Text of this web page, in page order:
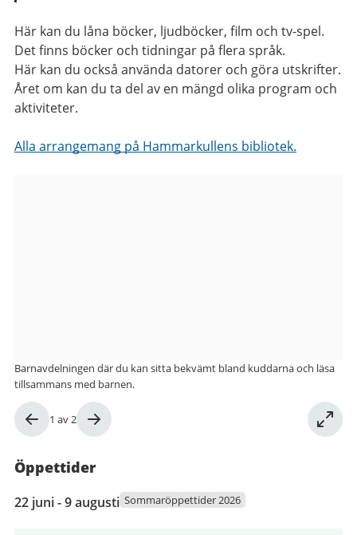
Här kan du låna böcker, ljudböcker, film och tv-spel.
Det finns böcker och tidningar på flera språk.
Här kan du också använda datorer och göra utskrifter.
Året om kan du ta del av en mängd olika program och
aktiviteter.
Alla arrangemang på Hammarkullens bibliotek.
Bild
2
1 av 2
Barnavdelningen där du kan sitta bekvämt bland kuddarna och läsa
tillsammans med barnen.
Öppettider
22
juni
22 juni - 9 augusti Sommaröppettider 2026